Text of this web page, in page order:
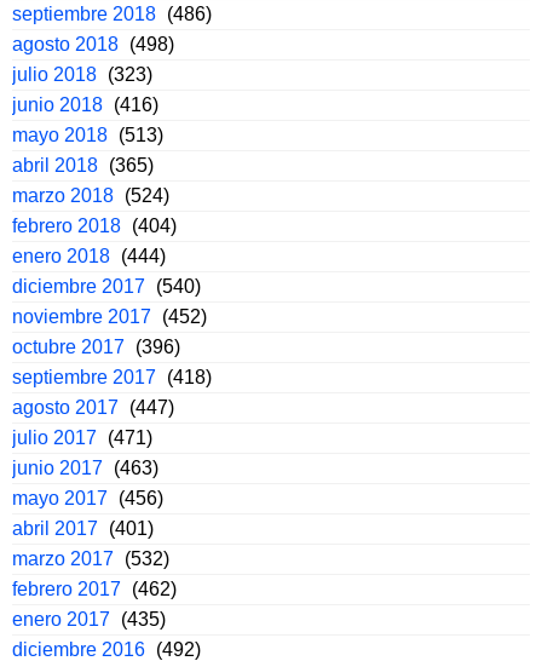
septiembre 2018 (486)
agosto 2018 (498)
julio 2018 (323)
junio 2018 (416)
mayo 2018 (513)
abril 2018 (365)
marzo 2018 (524)
febrero 2018 (404)
enero 2018 (444)
diciembre 2017 (540)
noviembre 2017 (452)
octubre 2017 (396)
septiembre 2017 (418)
agosto 2017 (447)
julio 2017 (471)
junio 2017 (463)
mayo 2017 (456)
abril 2017 (401)
marzo 2017 (532)
febrero 2017 (462)
enero 2017 (435)
diciembre 2016 (492)